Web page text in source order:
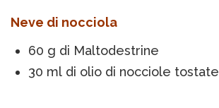
Neve di nocciola
60 g di Maltodestrine
30 ml di olio di nocciole tostate